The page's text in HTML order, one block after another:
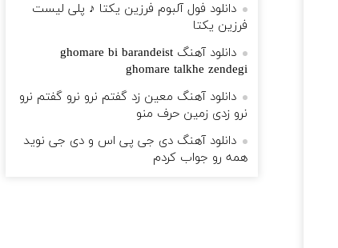
دانلود فول آلبوم فرزین یکتا ♪ پلی لیست
فرزین یکتا
دانلود آهنگ ghomare bi barandeist
ghomare talkhe zendegi
دانلود آهنگ معین زد گفتم نرو نرو گفتم نرو
نرو زدی زمین حرف منو
دانلود آهنگ دی جی پی اس و دی جی نوید
همه رو جواب کردم